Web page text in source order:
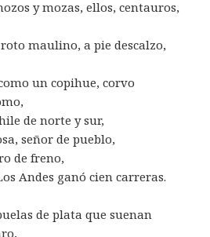
y mozas, ellos, centauros,
maulino, a pie descalzo,
un copihue, corvo
de norte y sur,
señor de pueblo,
de freno,
Andes ganó cien carreras.
de plata que suenan